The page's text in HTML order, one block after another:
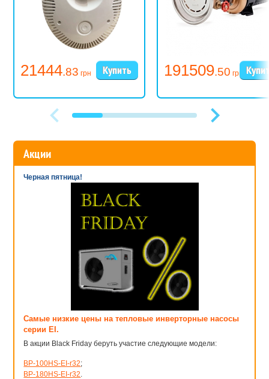
21444.83 грн 191509.50 грн
Акции
Черная пятница!
Самые низкие цены на тепловые инверторные насосы
серии EI.
В акции Black Friday беруть участие следующие модели:
BP-100HS-EI-r32;
BP-180HS-EI-r32.